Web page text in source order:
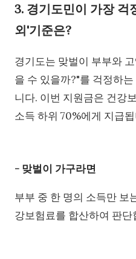
3. 경기도민이 가장 걱
외'기준은?
경기도는 맞벌이 부부와
을 수 있을까?"를 걱정하
니다. 이번 지원금은 건강
소득 하위 70%에게 지급
- 맞벌이 가구라면
부부 중 한 명의 소득만 보
강보험료를 합산하여 판단